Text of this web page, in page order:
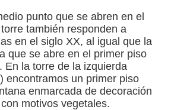
punto que se abren en el
también responden a
en el siglo XX, al igual que la
que se abre en el primer piso
En la torre de la izquierda
encontramos un primer piso
enmarcada de decoración
motivos vegetales.